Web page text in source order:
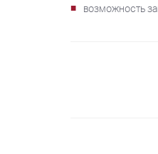
возможность